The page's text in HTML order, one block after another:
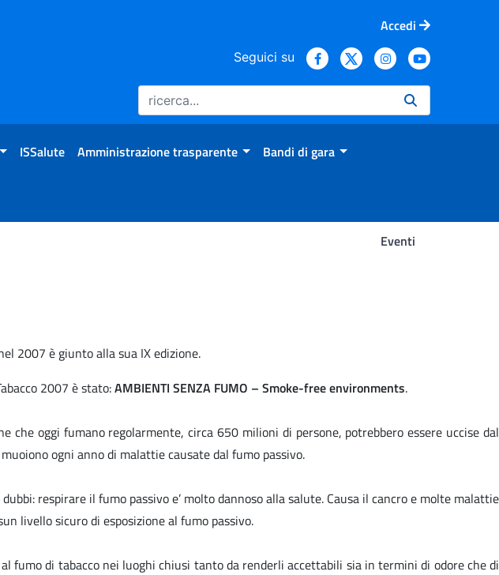
Accedi
Seguici su
ISSalute Amministrazione trasparente Bandi di gara
Eventi
2007 è giunto alla sua IX edizione.
2007 è stato:AMBIENTI SENZA FUMO – Smoke-free environments.
che oggi fumano regolarmente, circa 650 milioni di persone, potrebbero essere uccise dal
ogni anno di malattie causate dal fumo passivo.
respirare il fumo passivo e’ molto dannoso alla salute. Causa il cancro e molte malattie
livello sicuro di esposizione al fumo passivo.
fumo di tabacco nei luoghi chiusi tanto da renderli accettabili sia in termini di odore che di